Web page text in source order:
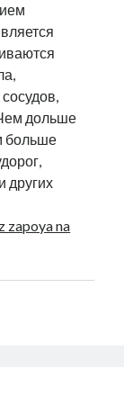
дольше
больше
других
zapoya na